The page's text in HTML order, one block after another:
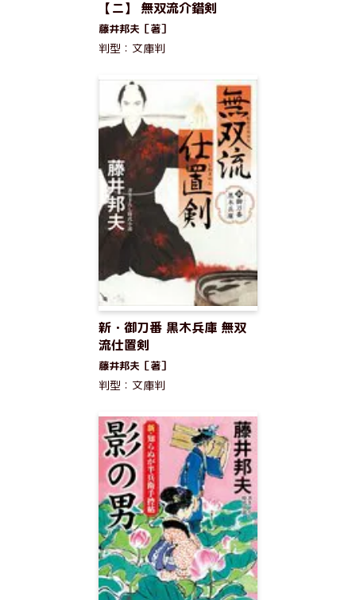
【ニ】 無双流介錯剣
藤井邦夫［著］
判型：文庫判
新・御刀番 黒木兵庫 無双
流仕置剣
藤井邦夫［著］
判型：文庫判